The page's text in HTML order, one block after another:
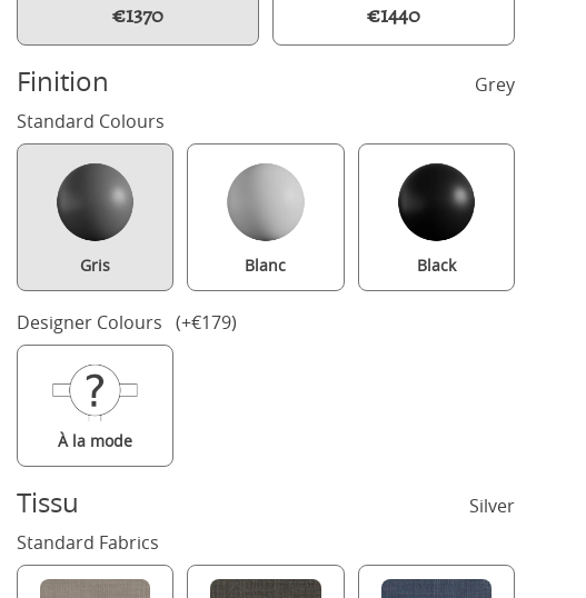
Kipling Upholstered wood upholstered bed in grey with silver
€1370 €1440
Finition
Grey
Standard Colours
Gris Blanc Black
Designer Colours (+€179)
À la mode
Tissu
Silver
Standard Fabrics